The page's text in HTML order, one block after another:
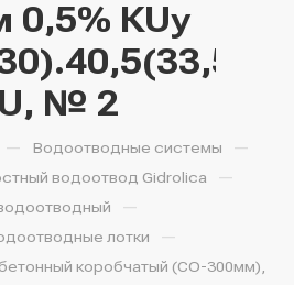
0,5% КUу
№ 2
— Водоотводные системы —
водоотвод Gidrolica —
—
лотки —
коробчатый (СО-300мм),